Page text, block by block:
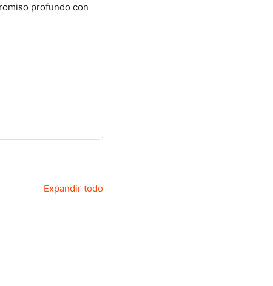
profundo con
Expandir todo